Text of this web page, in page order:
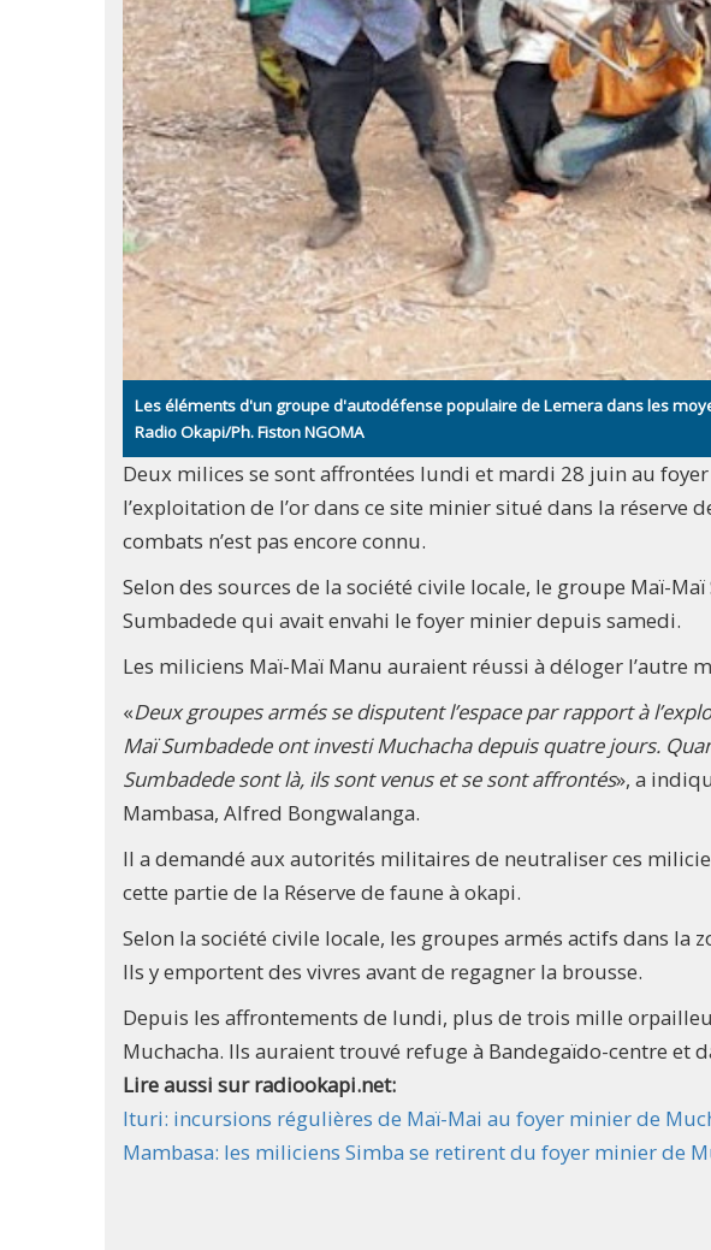
Les éléments d'un groupe d'autodéfense populaire de Lemera dans les
Radio Okapi/Ph. Fiston NGOMA
Deux milices se sont affrontées lundi et mardi 28 juin au
l’exploitation de l’or dans ce site minier situé dans la réserve
combats n’est pas encore connu.
Selon des sources de la société civile locale, le groupe Maï-
Sumbadede qui avait envahi le foyer minier depuis samedi.
Les miliciens Maï-Maï Manu auraient réussi à déloger l’autre
«Deux groupes armés se disputent l’espace par rapport à
Maï Sumbadede ont investi Muchacha depuis quatre jours.
Sumbadede sont là, ils sont venus et se sont affrontés», a
Mambasa, Alfred Bongwalanga.
Il a demandé aux autorités militaires de neutraliser ces
cette partie de la Réserve de faune à okapi.
Selon la société civile locale, les groupes armés actifs dans
Ils y emportent des vivres avant de regagner la brousse.
Depuis les affrontements de lundi, plus de trois mille
Muchacha. Ils auraient trouvé refuge à Bandegaïdo-centre et
Lire aussi sur radiookapi.net:
Ituri: incursions régulières de Maï-Mai au foyer minier de
Mambasa: les miliciens Simba se retirent du foyer minier de